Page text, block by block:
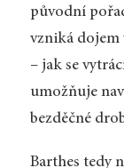
původní
vzniká dojem
– jak se
umožňuje
bezděčné
Barthes tedy